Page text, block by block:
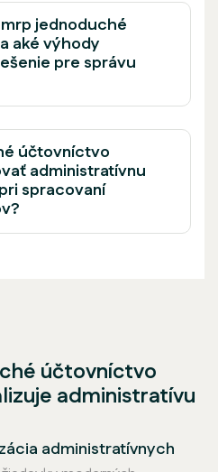
jednoduché
aké výhody
pre správu
účtovníctvo
administratívnu
spracovaní
účtovníctvo
administratívu
administratívnych